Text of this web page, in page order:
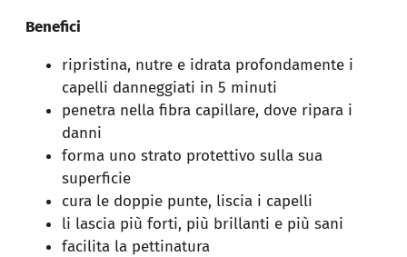
Benefici
ripristina, nutre e idrata profondamente i
capelli danneggiati in 5 minuti
penetra nella fibra capillare, dove ripara i
danni
forma uno strato protettivo sulla sua
superficie
cura le doppie punte, liscia i capelli
li lascia più forti, più brillanti e più sani
facilita la pettinatura